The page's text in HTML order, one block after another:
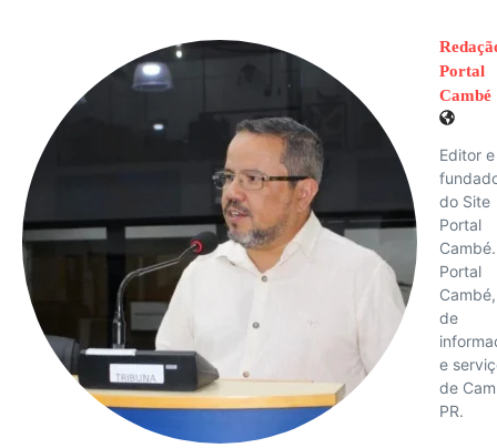
Portal
Cambé
Editor e
do Site
Portal
Cambé.
Portal
de
e
de
PR.